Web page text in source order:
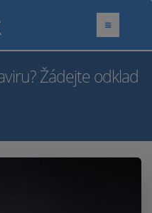
Žádejte odklad